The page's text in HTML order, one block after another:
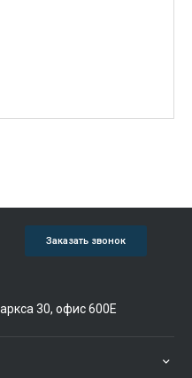
Заказать звонок
30, офис 600Е